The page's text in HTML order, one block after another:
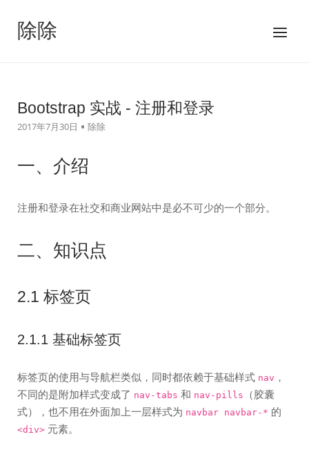
除除
菜
Bootstrap 实战 - 注册和登录
2017年7月30日 除除
一、介绍
注册和登录在社交和商业网站中是必不可少的一个部分。
二、知识点
2.1 标签页
2.1.1 基础标签页
标签页的使用与导航栏类似，同时都依赖于基础样式 nav ，
不同的是附加样式变成了 nav-tabs 和 nav-pills
（胶囊
式），也不用在外面加上一层样式为 navbar navbar-* 的
<div> 元素。